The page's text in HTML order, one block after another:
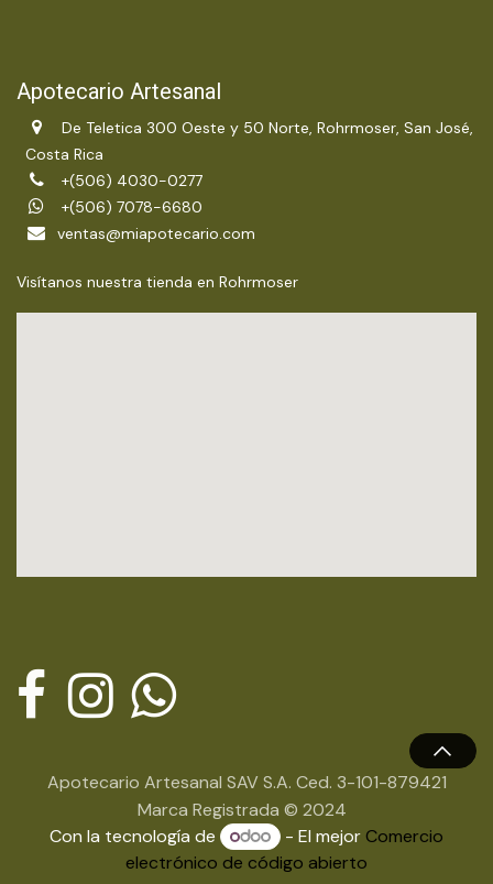
Apotecario Artesanal
De Teletica 300 Oeste y 50 Norte, Rohrmoser, San José,
Costa Rica
+(506) 4030-0277
+(506) 7078-6680
ventas@miapotecario.com
Visítanos nuestra tienda en Rohrmoser
Apotecario Artesanal SAV S.A. Ced. 3-101-879421
Marca Registrada © 2024
Con la tecnología de
- El mejor Comercio
electrónico de código abierto